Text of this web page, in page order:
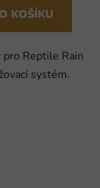
KOŠÍKU
pro Reptile Rain
systém.